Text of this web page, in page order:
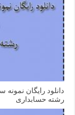
رشته حسابداری